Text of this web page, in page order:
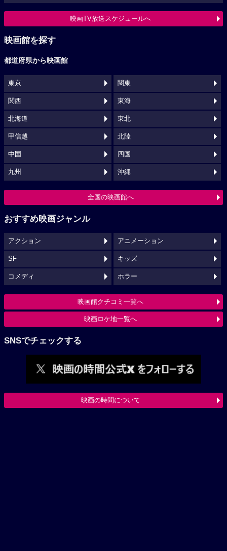
映画TV放送スケジュールへ
映画館を探す
都道府県から映画館
東京 関東
関西 東海
北海道 東北
甲信越 北陸
中国 四国
九州 沖縄
全国の映画館へ
おすすめ映画ジャンル
アクション アニメーション
SF キッズ
コメディ ホラー
映画館クチコミ一覧へ
映画ロケ地一覧へ
SNSでチェックする
映画の時間について